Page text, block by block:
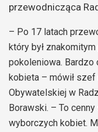
przewodnicząca
– Po 17 latach
który był
pokoleniowa. Bardzo
kobieta – mówił
Obywatelskiej w
Borawski. – To
wyborczych kobiet.